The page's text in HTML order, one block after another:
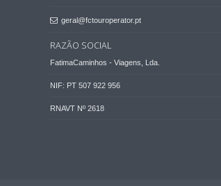
geral@fctouroperator.pt
RAZÃO SOCIAL
FatimaCaminhos - Viagens, Lda.
NIF: PT 507 922 956
RNAVT Nº 2618